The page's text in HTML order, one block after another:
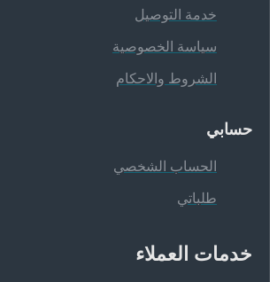
خدمة التوصيل
سياسة الخصوصية
الشروط والاحكام
الحساب الشخصي
طلباتي
العملاء